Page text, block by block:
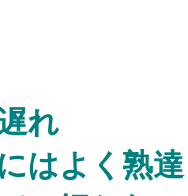
次の
れ
はよく熟